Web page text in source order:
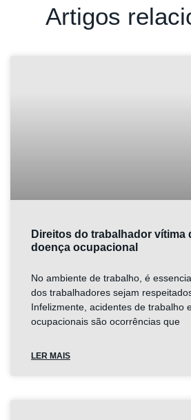
Artigos
Direitos do trabalhador vítima
doença ocupacional
No ambiente de trabalho, é
dos trabalhadores sejam
Infelizmente, acidentes de trabalho
ocupacionais são ocorrências que
LER MAIS